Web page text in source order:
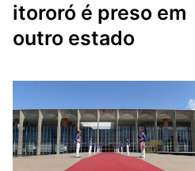
itororó é preso em
outro estado